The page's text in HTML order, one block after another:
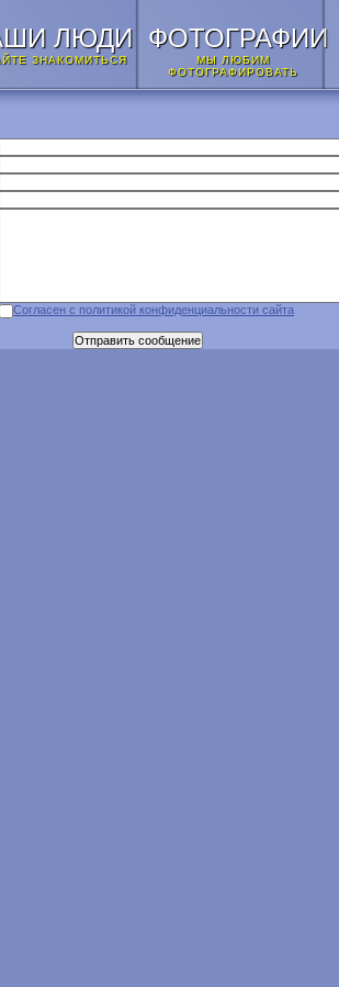
ЛЮДИ
ЗНАКОМИТЬСЯ
ФОТОГРАФИИ
МЫ ЛЮБИМ
ФОТОГРАФИРОВАТЬ
Согласен с политикой конфиденциальности сайта